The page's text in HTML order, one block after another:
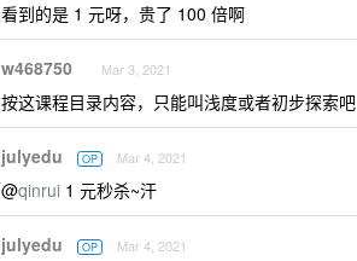
看到的是 1 元呀，贵了 100 倍啊
w468750 Mar 3, 2021
按这课程目录内容，只能叫浅度或者初步探索吧
julyedu OP Mar 4, 2021
@qinrui 1 元秒杀~汗
julyedu OP Mar 4, 2021